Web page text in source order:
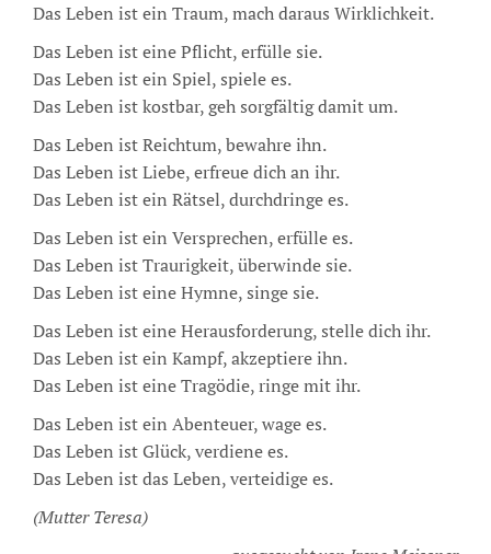
Das Leben ist ein Traum, mach daraus Wirklichkeit.
Das Leben ist eine Pflicht, erfülle sie.
Das Leben ist ein Spiel, spiele es.
Das Leben ist kostbar, geh sorgfältig damit um.
Das Leben ist Reichtum, bewahre ihn.
Das Leben ist Liebe, erfreue dich an ihr.
Das Leben ist ein Rätsel, durchdringe es.
Das Leben ist ein Versprechen, erfülle es.
Das Leben ist Traurigkeit, überwinde sie.
Das Leben ist eine Hymne, singe sie.
Das Leben ist eine Herausforderung, stelle dich ihr.
Das Leben ist ein Kampf, akzeptiere ihn.
Das Leben ist eine Tragödie, ringe mit ihr.
Das Leben ist ein Abenteuer, wage es.
Das Leben ist Glück, verdiene es.
Das Leben ist das Leben, verteidige es.
(Mutter Teresa)